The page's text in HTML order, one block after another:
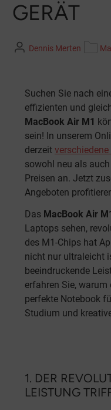
GERÄT
Dennis Merten
Suchen Sie nach
effizienten und
MacBook Air M1
sein! In unserem
derzeit
sowohl neu als
Preisen an. Jetzt
Angeboten
Das MacBook Air
Laptops sehen,
des M1-Chips hat
nicht nur ultraleicht
beeindruckende
erfahren Sie, warum
perfekte Notebook
Studium und
1. DER
LEISTUNG